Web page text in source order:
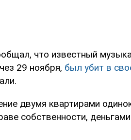
что известный
29 ноября, был убит в
двумя квартирами
собственности,